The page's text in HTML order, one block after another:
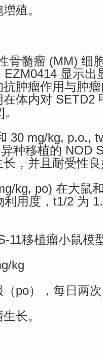
殖。
髓瘤 (MM) 细
EZM0414 显示出
肿瘤作用与肿
体内对 SETD2
mg/kg, p.o.,
种移植的 NOD
，并且耐受性
po) 在大鼠
利用度，t1/2 为
移植瘤小鼠模
kg
），每日两次
长。